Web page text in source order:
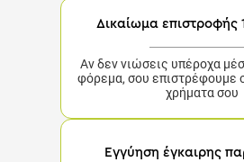
Δικαίωμα επιστροφής
Αν δεν νιώσεις υπέροχα
φόρεμα, σου επιστρέφουμε
χρήματα σου
Εγγύηση έγκαιρης